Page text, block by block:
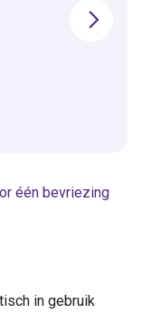
één bevriezing
in gebruik